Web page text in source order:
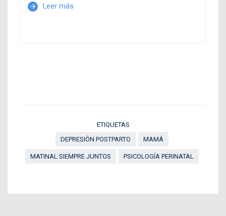
arrow_forward Leer más
ETIQUETAS
DEPRESIÓN POSTPARTO
MAMÁ
MATINAL SIEMPRE JUNTOS PSICOLOGÍA PERINATAL